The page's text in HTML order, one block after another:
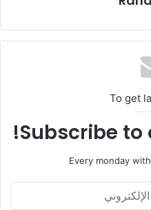
الأبواب والمعارض الخارجية
تهدف إلى زيادة الصادرات
أن الصادرات إلى الجزائر
لمنتجات الطباعة
المتحدة وبريطانيا
To get
Subscribe to
Every monday